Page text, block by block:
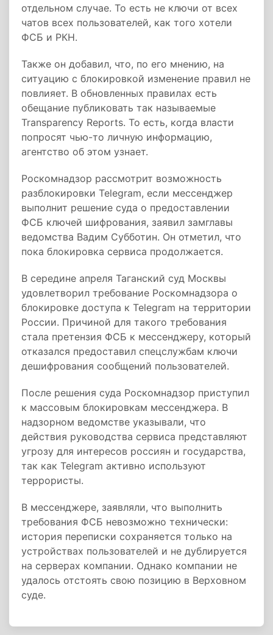
отдельном случае. То есть не ключи от всех
чатов всех пользователей, как того хотели
ФСБ и РКН.
Также он добавил, что, по его мнению, на
ситуацию с блокировкой изменение правил не
повлияет. В обновленных правилах есть
обещание публиковать так называемые
Transparency Reports. То есть, когда власти
попросят чью-то личную информацию,
агентство об этом узнает.
Роскомнадзор рассмотрит возможность
разблокировки Telegram, если мессенджер
выполнит решение суда о предоставлении
ФСБ ключей шифрования, заявил замглавы
ведомства Вадим Субботин. Он отметил, что
пока блокировка сервиса продолжается.
В середине апреля Таганский суд Москвы
удовлетворил требование Роскомнадзора о
блокировке доступа к Telegram на территории
России. Причиной для такого требования
стала претензия ФСБ к мессенджеру, который
отказался предоставил спецслужбам ключи
дешифрования сообщений пользователей.
После решения суда Роскомнадзор приступил
к массовым блокировкам мессенджера. В
надзорном ведомстве указывали, что
действия руководства сервиса представляют
угрозу для интересов россиян и государства,
так как Telegram активно используют
террористы.
В мессенджере, заявляли, что выполнить
требования ФСБ невозможно технически:
история переписки сохраняется только на
устройствах пользователей и не дублируется
на серверах компании. Однако компании не
удалось отстоять свою позицию в Верховном
суде.